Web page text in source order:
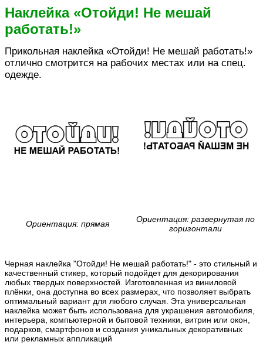
Наклейка «Отойди! Не мешай
работать!»
Прикольная наклейка «Отойди! Не мешай работать!»
отлично смотрится на рабочих местах или на спец.
одежде.
Ориентация: прямая
Ориентация: развернутая по
горизонтали
Черная наклейка "Отойди! Не мешай работать!" - это стильный и
качественный стикер, который подойдет для декорирования
любых твердых поверхностей. Изготовленная из виниловой
плёнки, она доступна во всех размерах, что позволяет выбрать
оптимальный вариант для любого случая. Эта универсальная
наклейка может быть использована для украшения автомобиля,
интерьера, компьютерной и бытовой техники, витрин или окон,
подарков, смартфонов и создания уникальных декоративных
или рекламных аппликаций